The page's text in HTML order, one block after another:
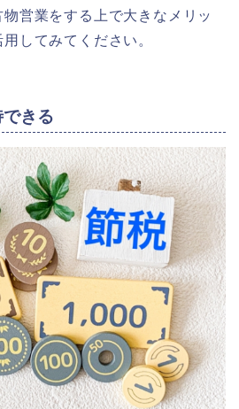
営業をする上で大きなメリッ
してみてください。
きる